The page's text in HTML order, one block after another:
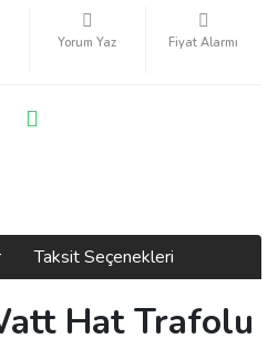
Yorum Yaz Fiyat Alarmı
Taksit Seçenekleri
Hat Trafolu